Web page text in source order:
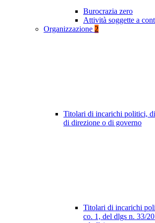
Burocrazia zero
Attività soggette a
Organizzazione 2
Titolari di incarichi politici,
di direzione o di governo
Titolari di incarichi
co. 1, del dlgs n. 33/